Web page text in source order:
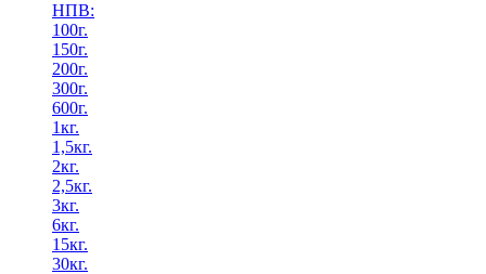
НПВ:
100г.
150г.
200г.
300г.
600г.
1кг.
1,5кг.
2кг.
2,5кг.
3кг.
6кг.
15кг.
30кг.